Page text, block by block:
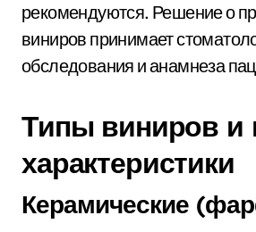
рекомендуются. Решение о
виниров принимает
обследования и анамнеза
Типы виниров и
характеристики
Керамические